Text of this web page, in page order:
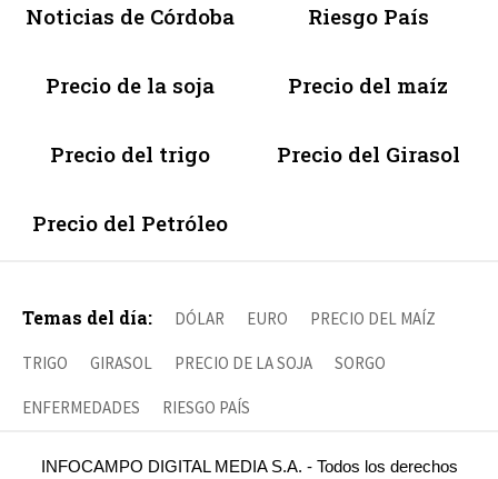
Noticias de Córdoba Riesgo País
Precio de la soja Precio del maíz
Precio del trigo Precio del Girasol
Precio del Petróleo
Temas del día: DÓLAR EURO PRECIO DEL MAÍZ
TRIGO GIRASOL PRECIO DE LA SOJA SORGO
ENFERMEDADES RIESGO PAÍS
INFOCAMPO DIGITAL MEDIA S.A. - Todos los derechos